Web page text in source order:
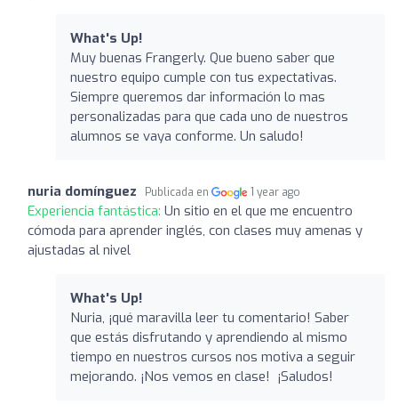
What's Up!
Muy buenas Frangerly. Que bueno saber que
nuestro equipo cumple con tus expectativas.
Siempre queremos dar información lo mas
personalizadas para que cada uno de nuestros
alumnos se vaya conforme. Un saludo!
nuria domínguez Publicada en 1 year ago
Experiencia fantástica: Un sitio en el que me encuentro
cómoda para aprender inglés, con clases muy amenas y
ajustadas al nivel
What's Up!
Nuria, ¡qué maravilla leer tu comentario! Saber
que estás disfrutando y aprendiendo al mismo
tiempo en nuestros cursos nos motiva a seguir
mejorando. ¡Nos vemos en clase! ‍ ¡Saludos!